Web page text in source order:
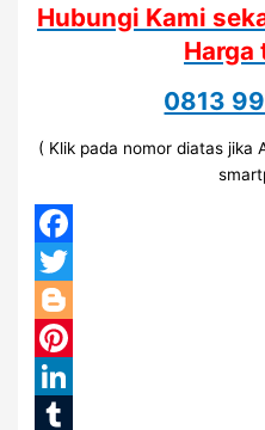
Hubungi Kami
Harga
0813
( Klik pada nomor diatas jika
Facebook
Twitter
Blogger
Pinterest
LinkedIn